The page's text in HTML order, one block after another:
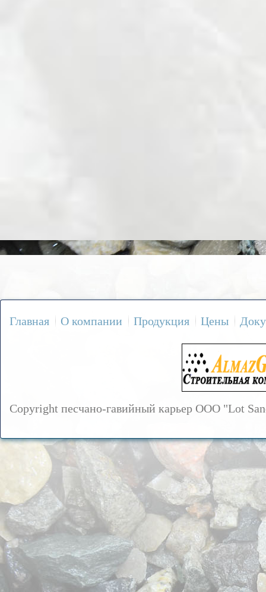
Главная О компании Продукция Цены
Copyright песчано-гавийный карьер OOO "Lot